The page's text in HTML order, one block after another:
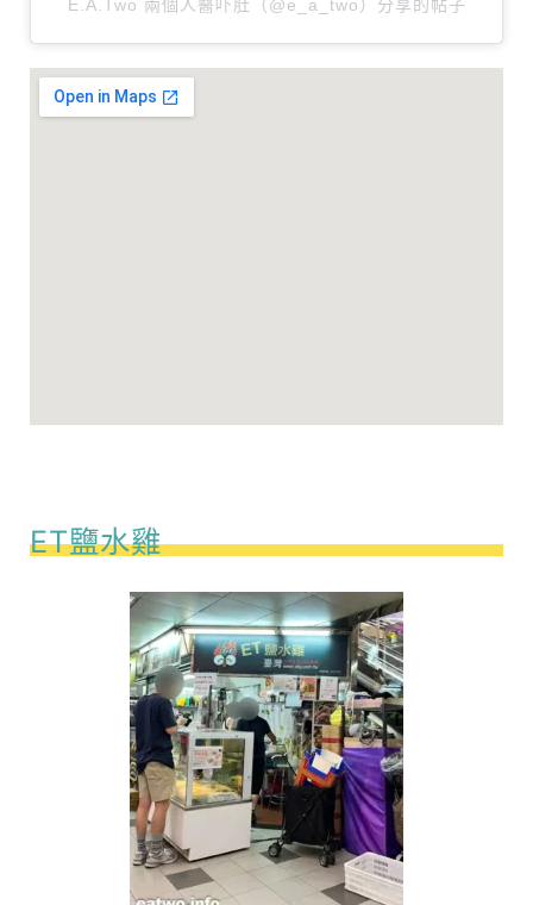
E.A.Two 兩個人醫吓肚（@e_a_two）分享的帖子
ET鹽水雞